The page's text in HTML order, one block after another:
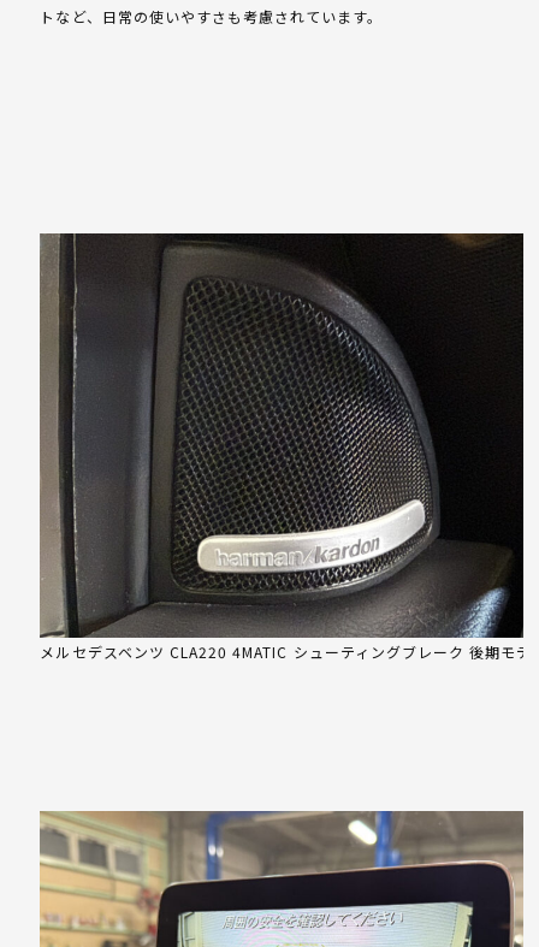
トなど、日常の使いやすさも考慮されています。
メルセデスベンツ CLA220 4MATIC シューティングブレーク 後期モデ